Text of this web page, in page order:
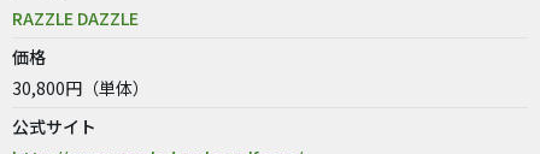
RAZZLE DAZZLE
価格
30,800円（単体）
公式サイト